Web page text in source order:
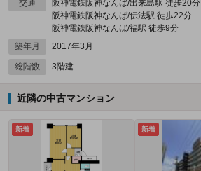
交通
阪神電鉄阪神なんば/出来島駅 徒歩20分
阪神電鉄阪神なんば/伝法駅 徒歩22分
阪神電鉄阪神なんば/福駅 徒歩9分
築年月
2017年3月
総階数 3階建
近隣の中古マンション
新着 新着